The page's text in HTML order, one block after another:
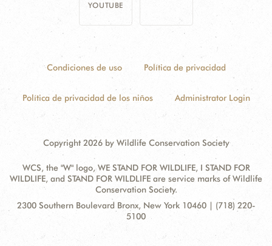
YOUTUBE
Condiciones de uso Política de privacidad
Política de privacidad de los niños Administrator Login
Copyright 2026 by Wildlife Conservation Society
WCS, the "W" logo, WE STAND FOR WILDLIFE, I STAND FOR
WILDLIFE, and STAND FOR WILDLIFE are service marks of Wildlife
Conservation Society.
Contact
Address:
2300 Southern Boulevard Bronx, New York 10460 | (718) 220-
5100